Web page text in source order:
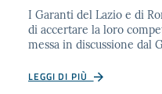
I Garanti del Lazio e di
di accertare la loro
messa in discussione dal
LEGGI DI PIÙ